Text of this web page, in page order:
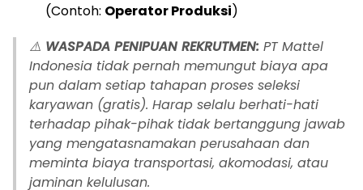
(Contoh: Operator Produksi)
⚠️ WASPADA PENIPUAN REKRUTMEN: PT Mattel
Indonesia tidak pernah memungut biaya apa
pun dalam setiap tahapan proses seleksi
karyawan (gratis). Harap selalu berhati-hati
terhadap pihak-pihak tidak bertanggung jawab
yang mengatasnamakan perusahaan dan
meminta biaya transportasi, akomodasi, atau
jaminan kelulusan.